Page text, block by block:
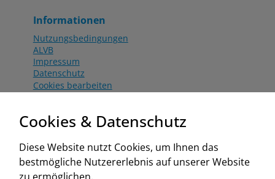
Informationen
Nutzungsbedingungen
ALVB
Impressum
Datenschutz
Cookies bearbeiten
Aktionsbedingungen
www.worahnik.at
Zentrale Köttlach
Cookies & Datenschutz
Diese Website nutzt Cookies, um Ihnen das
bestmögliche Nutzererlebnis auf unserer Website